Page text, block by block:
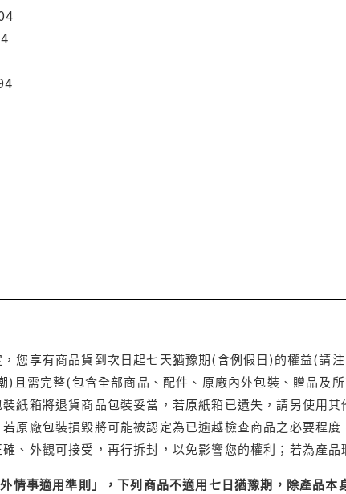
您享有商品貨到次日起七天猶豫期(含例假日)的權益(請
)且需完整(包含全部商品、配件、原廠內外包裝、贈品及
紙箱將退貨商品包裝妥當，若原紙箱已遺失，請另使用
若原廠包裝損毀將可能被認定為已逾越檢查商品之必要程
、外觀可接受，再行拆封，以免影響您的權利；若為產
情事適用準則」，下列商品不適用七日猶豫期，除產品本